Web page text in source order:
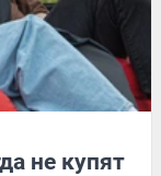
не купят